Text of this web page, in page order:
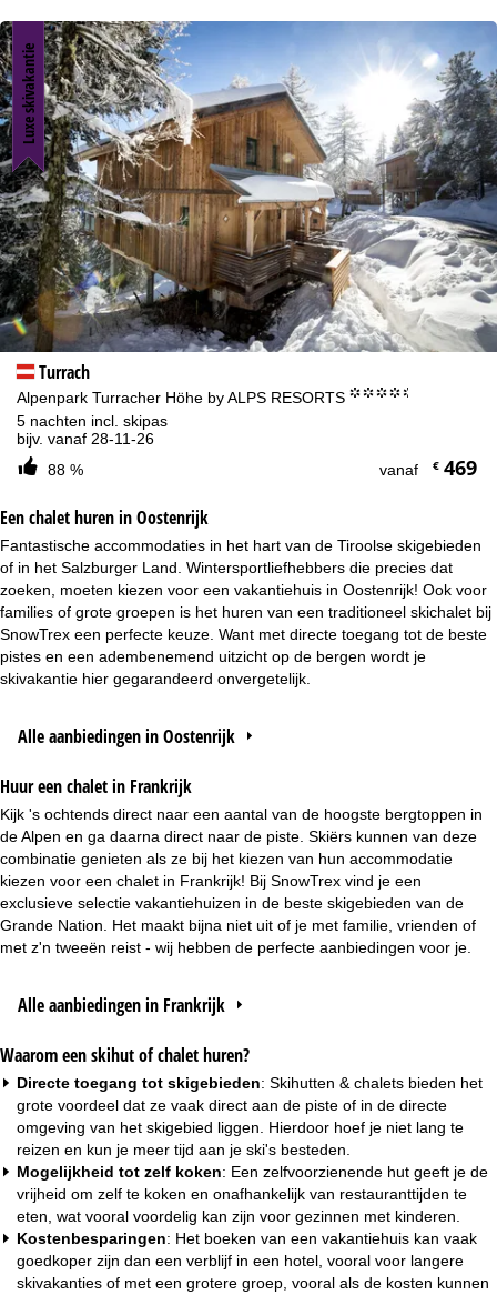
Turrach
Alpenpark Turracher Höhe by ALPS RESORTS °°°°.
5 nachten incl. skipas
bijv. vanaf 28-11-26
88 %
vanaf €469
Luxe skivakantie
Een chalet huren in Oostenrijk
Fantastische accommodaties in het hart van de Tiroolse skigebieden
of in het Salzburger Land. Wintersportliefhebbers die precies dat
zoeken, moeten kiezen voor een vakantiehuis in Oostenrijk! Ook voor
families of grote groepen is het huren van een traditioneel skichalet bij
SnowTrex een perfecte keuze. Want met directe toegang tot de beste
pistes en een adembenemend uitzicht op de bergen wordt je
skivakantie hier gegarandeerd onvergetelijk.
Alle aanbiedingen in Oostenrijk
Huur een chalet in Frankrijk
Kijk 's ochtends direct naar een aantal van de hoogste bergtoppen in
de Alpen en ga daarna direct naar de piste. Skiërs kunnen van deze
combinatie genieten als ze bij het kiezen van hun accommodatie
kiezen voor een chalet in Frankrijk! Bij SnowTrex vind je een
exclusieve selectie vakantiehuizen in de beste skigebieden van de
Grande Nation. Het maakt bijna niet uit of je met familie, vrienden of
met z'n tweeën reist - wij hebben de perfecte aanbiedingen voor je.
Alle aanbiedingen in Frankrijk
Waarom een skihut of chalet huren?
Directe toegang tot skigebieden: Skihutten & chalets bieden het
grote voordeel dat ze vaak direct aan de piste of in de directe
omgeving van het skigebied liggen. Hierdoor hoef je niet lang te
reizen en kun je meer tijd aan je ski's besteden.
Mogelijkheid tot zelf koken: Een zelfvoorzienende hut geeft je de
vrijheid om zelf te koken en onafhankelijk van restauranttijden te
eten, wat vooral voordelig kan zijn voor gezinnen met kinderen.
Kostenbesparingen: Het boeken van een vakantiehuis kan vaak
goedkoper zijn dan een verblijf in een hotel, vooral voor langere
skivakanties of met een grotere groep, vooral als de kosten kunnen